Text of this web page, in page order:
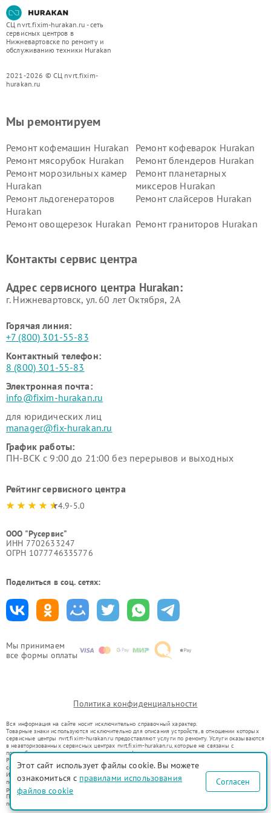
СЦ nvrt.fixim-hurakan.ru - сеть
сервисных центров в
Нижневартовске по ремонту и
обслуживанию техники Hurakan
2021-2026 © СЦ nvrt.fixim-
hurakan.ru
Мы принимаем
все формы оплаты
Мы ремонтируем
Ремонт кофемашин Hurakan
Ремонт кофеварок Hurakan
Ремонт мясорубок Hurakan
Ремонт блендеров Hurakan
Ремонт морозильных камер
Hurakan
Ремонт планетарных
миксеров Hurakan
Ремонт льдогенераторов
Hurakan
Ремонт слайсеров Hurakan
Ремонт овощерезок Hurakan Ремонт граниторов Hurakan
Hurakan
Контакты сервис центра
Адрес сервисного центра Hurakan:
г. Нижневартовск, ул. 60 лет Октября, 2А
Горячая линия:
+7 (800) 301-55-83
Контактный телефон:
8 (800) 301-55-83
Электронная почта:
info@fixim-hurakan.ru
для юридических лиц
manager@fix-hurakan.ru
График работы:
ПН-ВСК с 9:00 до 21:00 без перерывов и выходных
Рейтинг сервисного центра
4.9-5.0
ООО "Русервис"
ИНН 7702633247
ОГРН 1077746335776
Поделиться в соц. сетях:
Политика конфиденциальности
Вся информация на сайте носит исключительно справочный характер.
Товарные знаки используются исключительно для описания устройств, в отношении которых
сервисные центры nvrt.fixim-hurakan.ru предоставляют услуги по ремонту. Услуги оказываются
в неавторизованных сервисных центрах nvrt.fixim-hurakan.ru, которые не связаны с
правообладателями товарных знаков или их официальными представителями.
Ремонт осуществляется для устройств, уже введенных в гражданский оборот в соответствии
со статьей 1487 ГК РФ.
Использование товарных знаков не преследует цели индивидуализации услуг или введения
потребителей в заблуждение, а служит для информирования о предоставляемых услугах по
ремонту техники указанных брендов.
Представленная на сайте информация не является публичной офертой, определяемой
положениями Статьи 437(2) Гражданского кодекса РФ
Этот сайт использует файлы cookie. Вы можете
ознакомиться с правилами использования
файлов cookie
Согласен